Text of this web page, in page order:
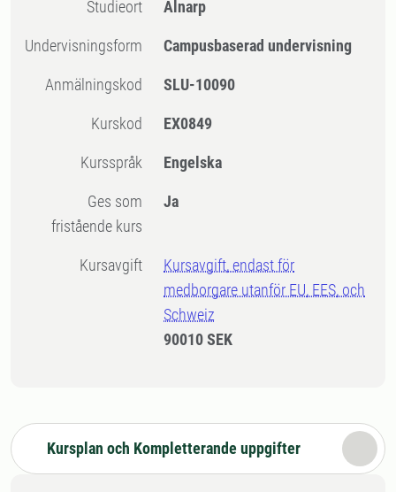
Studieort Alnarp
Undervisningsform Campusbaserad undervisning
Anmälningskod SLU-10090
Kurskod EX0849
Kursspråk Engelska
Ges som
fristående kurs
Ja
Kursavgift
Kursavgift, endast för
medborgare utanför EU, EES, och
Schweiz
90010 SEK
Kursplan och Kompletterande uppgifter